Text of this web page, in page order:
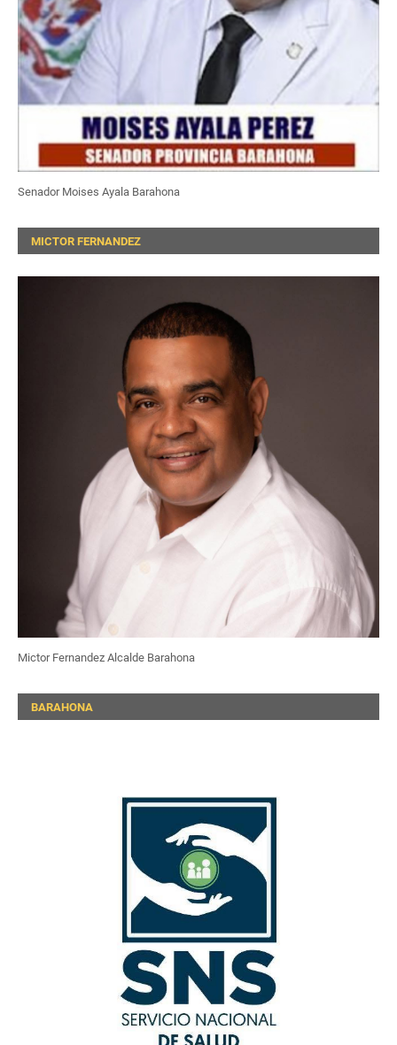
Senador Moises Ayala Barahona
MICTOR FERNANDEZ
Mictor Fernandez Alcalde Barahona
BARAHONA